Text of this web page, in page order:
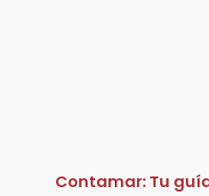
Contamar: Tu